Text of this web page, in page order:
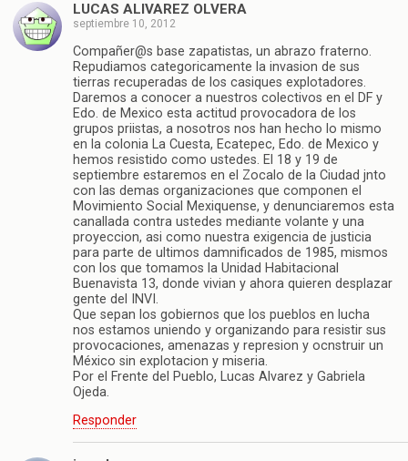
LUCAS ALlVAREZ OLVERA
septiembre 10, 2012
Compañer@s base zapatistas, un abrazo fraterno.
Repudiamos categoricamente la invasion de sus
tierras recuperadas de los casiques explotadores.
Daremos a conocer a nuestros colectivos en el DF y
Edo. de Mexico esta actitud provocadora de los
grupos priistas, a nosotros nos han hecho lo mismo
en la colonia La Cuesta, Ecatepec, Edo. de Mexico y
hemos resistido como ustedes. El 18 y 19 de
septiembre estaremos en el Zocalo de la Ciudad jnto
con las demas organizaciones que componen el
Movimiento Social Mexiquense, y denunciaremos esta
canallada contra ustedes mediante volante y una
proyeccion, asi como nuestra exigencia de justicia
para parte de ultimos damnificados de 1985, mismos
con los que tomamos la Unidad Habitacional
Buenavista 13, donde vivian y ahora quieren desplazar
gente del INVI.
Que sepan los gobiernos que los pueblos en lucha
nos estamos uniendo y organizando para resistir sus
provocaciones, amenazas y represion y ocnstruir un
México sin explotacion y miseria.
Por el Frente del Pueblo, Lucas Alvarez y Gabriela
Ojeda.
Responder